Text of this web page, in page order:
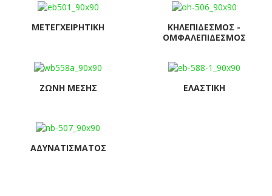
ΜΕΤΕΓΧΕΙΡΗΤΙΚΉ
ΚΗΛΕΠΊΔΕΣΜΟΣ -
ΟΜΦΑΛΕΠΊΔΕΣΜΟΣ
ΖΏΝΗ ΜΈΣΗΣ ΕΛΑΣΤΙΚΉ
ΑΔΥΝΑΤΊΣΜΑΤΟΣ